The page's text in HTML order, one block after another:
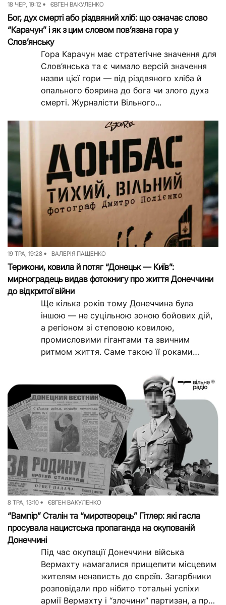
18 ЧЕР, 19:12 ЄВГЕН ВАКУЛЕНКО
Бог, дух смерті або різдвяний хліб: що означає слово
“Карачун” і як з цим словом пов’язана гора у
Слов’янську
Гора Карачун має стратегічне значення для
Слов’янська та є чимало версій значення
назви цієї гори — від різдвяного хліба й
опального боярина до бога чи злого духа
смерті. Журналісти Вільного...
19 ТРА, 19:28 ВАЛЕРІЯ ПАЩЕНКО
Терикони, ковила й потяг “Донецьк — Київ”:
мирноградець видав фотокнигу про життя Донеччини
до відкритої війни
Ще кілька років тому Донеччина була
іншою — не суцільною зоною бойових дій,
а регіоном зі степовою ковилою,
промисловими гігантами та звичним
ритмом життя. Саме такою її роками
8 ТРА, 13:10 ЄВГЕН ВАКУЛЕНКО
“Вампір” Сталін та “миротворець” Гітлер: які гасла
просувала нацистська пропаганда на окупованій
Донеччині
Під час окупації Донеччини війська
Вермахту намагалися прищепити місцевим
жителям ненависть до євреїв. Загарбники
розповідали про нібито тотальні успіхи
армії Вермахту і “злочини” партизан, а про